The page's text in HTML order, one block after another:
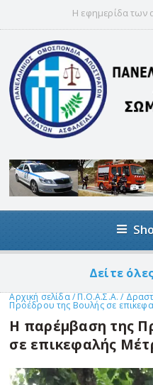
Η εφημερίδα των
Δείτε
Αρχική σελίδα/Π.Ο.Α.Σ.Α./
Προέδρου της Βουλής σε
Η παρέμβαση της
σε επικεφαλής